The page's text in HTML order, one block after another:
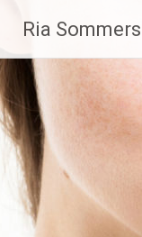
Inhalt
springen
Ria